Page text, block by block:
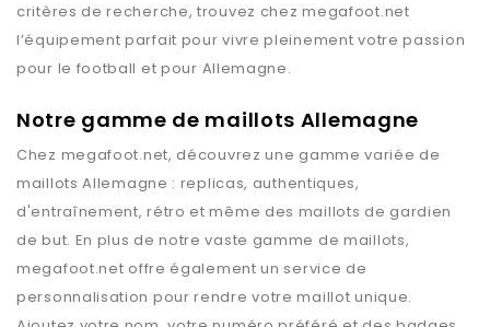
critères de recherche, trouvez chezmegafoot.net
l’équipement parfait pour vivre pleinement votre passion
pour le football et pour Allemagne.
Notre gamme de maillots Allemagne
Chez megafoot.net, découvrez une gamme variée de
maillotsAllemagne : replicas, authentiques,
d'entraînement, rétro et même des maillots de gardien
de but. En plus de notre vaste gamme de maillots,
megafoot.net offre également un service de
personnalisation pour rendre votre maillot unique.